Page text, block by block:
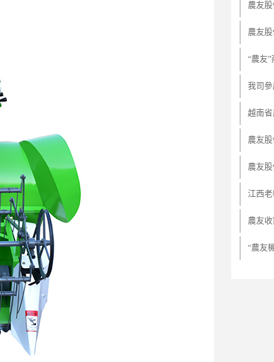
農友
“農友
我司
越南
農友
江西
農友
“農友